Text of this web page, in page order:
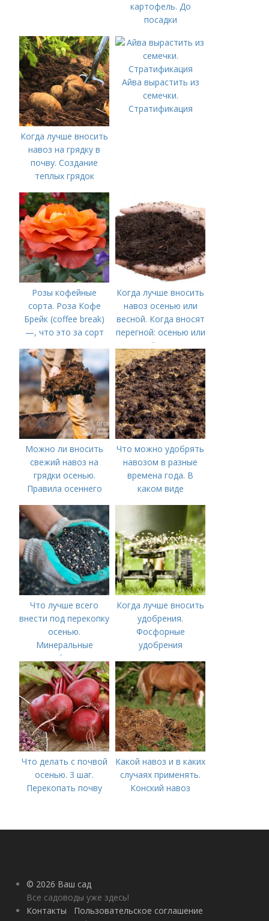
картофель. До
посадки
Когда лучше вносить
навоз на грядку в
почву. Создание
теплых грядок
Айва вырастить из
семечки.
Стратификация
Розы кофейные
сорта. Роза Кофе
Брейк (coffee break)
—, что это за сорт
Когда лучше вносить
навоз осенью или
весной. Когда вносят
перегной: осенью или
весной, правила
внесения удобрений
Можно ли вносить
свежий навоз на
грядки осенью.
Правила осеннего
Что можно удобрять
навозом в разные
времена года. В
каком виде
Что лучше всего
внести под перекопку
осенью.
Минеральные
удобрения
Когда лучше вносить
удобрения.
Фосфорные
удобрения
Что делать с почвой
осенью. 3 шаг.
Перекопать почву
Какой навоз и в каких
случаях применять.
Конский навоз
© 2026 Ваш сад
Все садоводы уже здесь!
Контакты
Пользовательское соглашение